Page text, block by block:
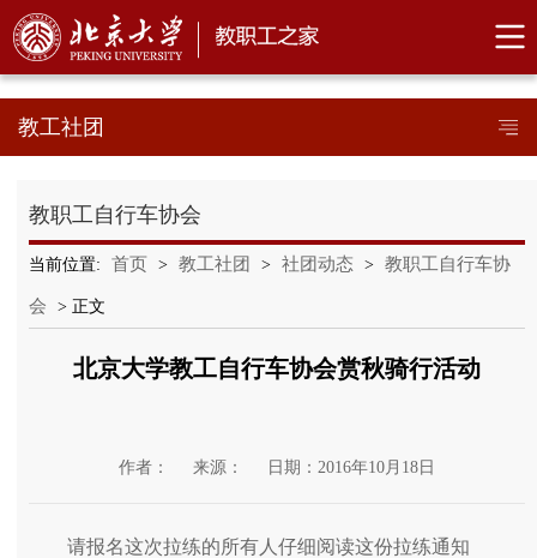
教工社团
教职工自行车协会
当前位置: 首页 > 教工社团 > 社团动态 > 教职工自行车协
会 > 正文
北京大学教工自行车协会赏秋骑行活动
作者： 来源： 日期：2016年10月18日
请报名这次拉练的所有人仔细阅读这份拉练通知